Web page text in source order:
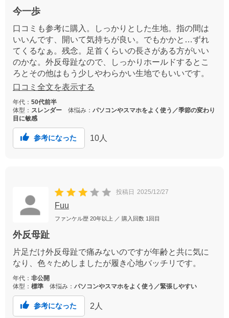
今一歩
口コミも参考に購入。しっかりとした生地。指の間は
いいんです、開いて気持ちが良い。でもかかと…ずれ
てくるなぁ。残念。足首くらいの長さがある方がいい
のかな。外反母趾なので、しっかりホールドするとこ
ろとその他はもう少しやわらかい生地でもいいです。
一日履くと肌がまけます。
口コミ全文を表示する
年代： 50代前半
体型： スレンダー 体悩み： パソコンやスマホをよく使う／季節の変わり
目に敏感
参考になった 10 人
投稿日 2025/12/27
Fuu
ファンケル歴 20年以上 ／ 購入回数 1回目
外反母趾
片足だけ外反母趾で痛みないのですが年齢と共に気に
なり、色々ためしましたが履き心地バッチリです。
年代： 非公開
体型： 標準 体悩み： パソコンやスマホをよく使う／緊張しやすい
参考になった 2 人